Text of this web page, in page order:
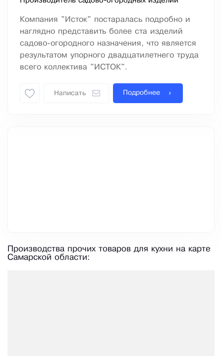
Компания "Исток" постаралась подробно и
наглядно представить более ста изделий
садово-огородного назначения, что является
результатом упорного двадцатилетнего труда
всего коллектива "ИСТОК".
Написать Подробнее
Производства прочих товаров для кухни на карте
Самарской области: